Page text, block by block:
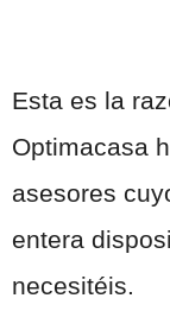
Esta es la
Optimacasa
asesores
entera
necesitéis.